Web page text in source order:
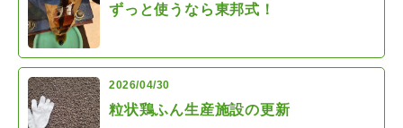
ずっと使うなら東邦式！
2026/04/30
粒状鶏ふん生産施設の更新